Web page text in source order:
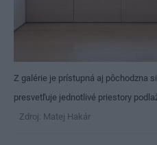
Z galérie je prístupná aj pôchodzna
presvetľuje jednotlivé priestory
Zdroj: Matej Hakár